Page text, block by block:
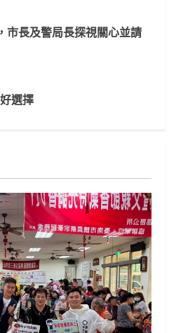
市長及警局長探視關心並請
選擇